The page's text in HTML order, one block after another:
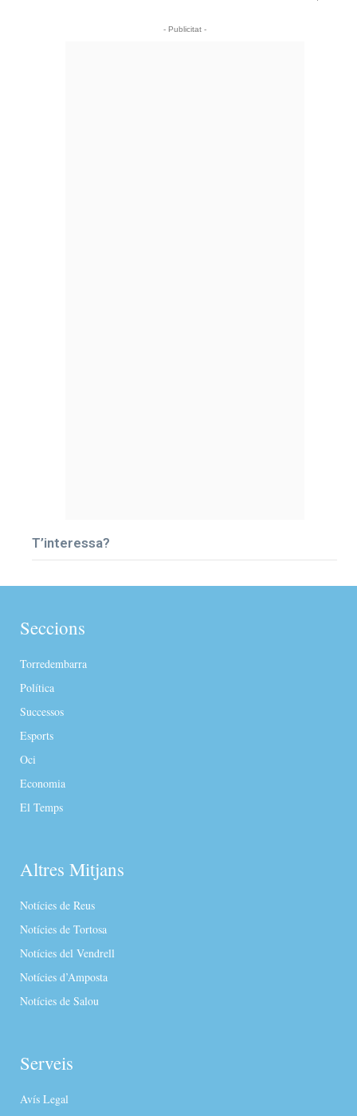
- Publicitat -
T’interessa?
Seccions
Torredembarra
Política
Successos
Esports
Oci
Economia
El Temps
Altres Mitjans
Notícies de Reus
Notícies de Tortosa
Notícies del Vendrell
Notícies d’Amposta
Notícies de Salou
Serveis
Avís Legal